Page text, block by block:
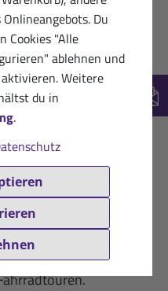
Du
Cookies "Alle
ablehnen und
Weitere
du in
.
Leistungsverhältnis.
Hilfreich? (0)
★
☆
als